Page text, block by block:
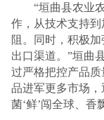
“垣曲县农业农
作，从技术支持
阻。同时，积极
出口渠道。”垣曲
过严格把控产品
品进军更多市场
菌‘鲜’闯全球、香